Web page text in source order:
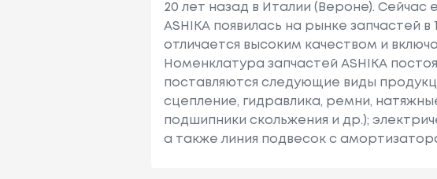
20 лет назад в Италии (Вероне).
ASHIKA появилась на рынке запчастей
отличается высоким качеством и
Номенклатура запчастей ASHIKA
поставляются следующие виды
сцепление, гидравлика, ремни,
подшипники скольжения и др.);
а также линия подвесок с